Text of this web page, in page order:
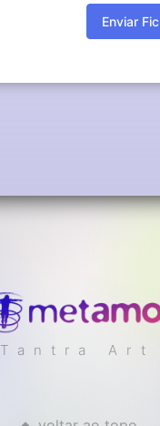
Enviar
Tantra Art